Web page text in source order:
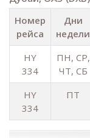
Номер
рейса
Дни
недели
HY
334
ПН, СР,
ЧТ, СБ
HY
334
ПТ